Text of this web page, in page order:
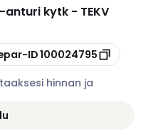
kytk - TEKV
ID100024795
hinnan ja